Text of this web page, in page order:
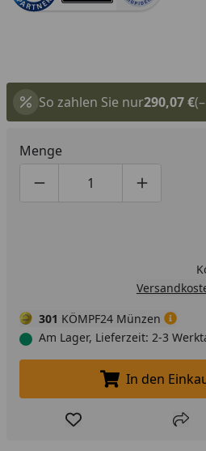
So zahlen Sie nur290,07 €
Menge
Produktmenge um eins
Produktmenge
301 KÖMPF24 Münzen
Am Lager, Lieferzeit: 2-3
In
In den
Produkt zur Teilen